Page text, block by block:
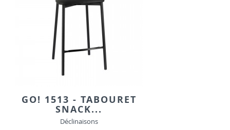
GO! 1513 - TABOURET
SNACK...
Déclinaisons